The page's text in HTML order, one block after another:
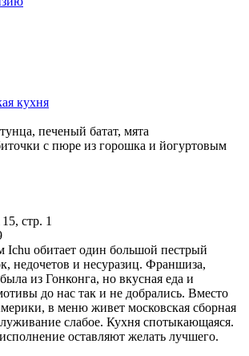
кухня
стр. 1
Ichu обитает один большой пестрый
недочетов и несуразиц. Франшиза,
из Гонконга, но вкусная еда и
до нас так и не добрались. Вместо
в меню живет московская сборная
слабое. Кухня спотыкающаяся.
оставляют желать лучшего.